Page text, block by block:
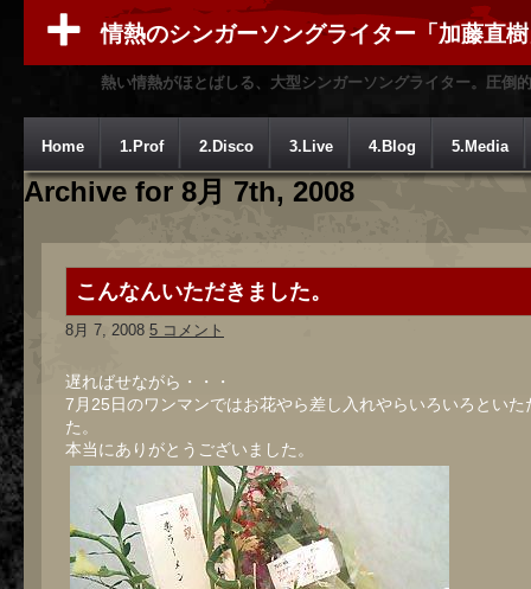
情熱のシンガーソングライター「加藤直
熱い情熱がほとばしる、大型シンガーソングライター。圧倒
Home 1.Prof 2.Disco 3.Live 4.Blog 5.Media
Archive for 8月 7th, 2008
こんなんいただきました。
8月 7, 2008 5 コメント
遅ればせながら・・・
7月25日のワンマンではお花やら差し入れやらいろいろといた
た。
本当にありがとうございました。